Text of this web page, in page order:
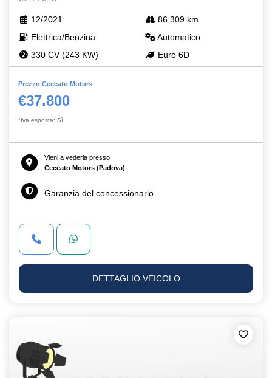
12/2021
86.309 km
Elettrica/Benzina
Automatico
330 CV (243 KW)
Euro 6D
Prezzo Ceccato Motors
€37.800
*Iva esposta: Sì
Vieni a vederla presso
Ceccato Motors (Padova)
Garanzia del concessionario
DETTAGLIO VEICOLO